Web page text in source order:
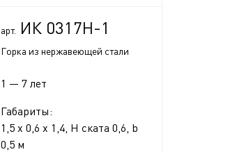
арт. ИК 0317Н-1
Горка из нержавеющей стали
1 — 7 лет
Габариты:
1,5 x 0,6 x 1,4, H ската 0,6, b
0,5 м